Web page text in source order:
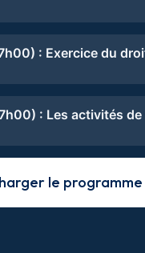
: Exercice du
: Les activités
le programme